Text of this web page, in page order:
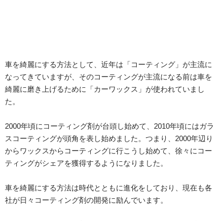
車を綺麗にする方法として、近年は「コーティング」が主流に
なってきていますが、そのコーティングが主流になる前は車を
綺麗に磨き上げるために「カーワックス」が使われていまし
た。
2000年頃にコーティング剤が台頭し始めて、2010年頃にはガラ
スコーティングが頭角を表し始めました。つまり、2000年辺り
からワックスからコーティングに行こうし始めて、徐々にコー
ティングがシェアを獲得するようになりました。
車を綺麗にする方法は時代とともに進化をしており、現在も各
社が日々コーティング剤の開発に励んでいます。